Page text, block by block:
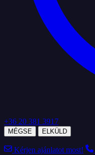
+36 20 381 3917
MÉGSE ELKÜLD
Kérjen ajánlatot most!